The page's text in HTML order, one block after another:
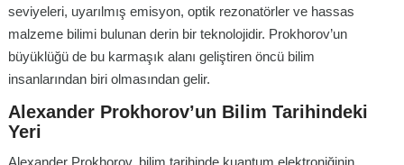
seviyeleri, uyarılmış emisyon, optik rezonatörler ve hassas
malzeme bilimi bulunan derin bir teknolojidir. Prokhorov’un
büyüklüğü de bu karmaşık alanı geliştiren öncü bilim
insanlarından biri olmasından gelir.
Alexander Prokhorov’un Bilim Tarihindeki
Yeri
Alexander Prokhorov, bilim tarihinde kuantum elektroniğinin